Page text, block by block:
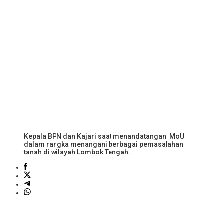
Kepala BPN dan Kajari saat menandatangani MoU
dalam rangka menangani berbagai pemasalahan
tanah di wilayah Lombok Tengah.